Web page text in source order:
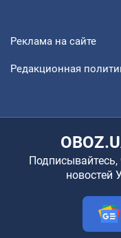
Реклама на сайте
Редакционная
новостей